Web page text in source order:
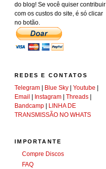
do blog! Se você quiser contribuir
com os custos do site, é só clicar
no botão.
REDES E CONTATOS
Telegram | Blue Sky |Youtube |
Email | Instagram |Threads |
Bandcamp | LINHA DE
TRANSMISSÃO NO WHATS
IMPORTANTE
Compre Discos
FAQ